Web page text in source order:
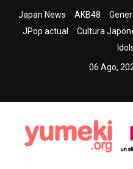
Japan News AKB48
JPop actual
Cultura
06 Ago,